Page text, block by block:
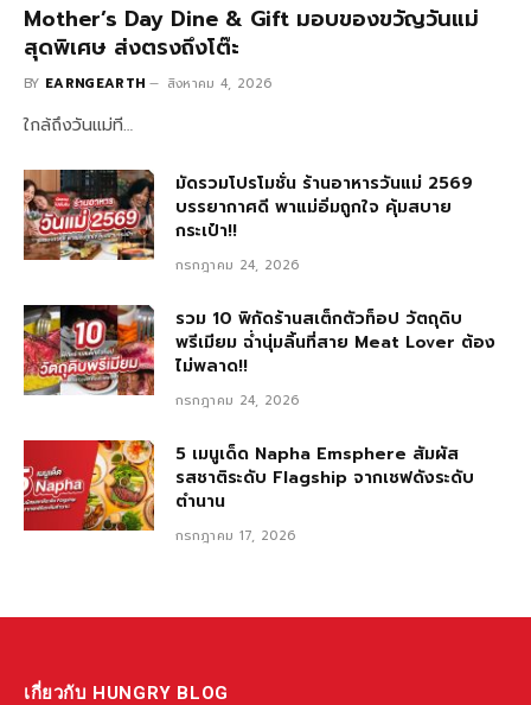
Mother’s Day Dine & Gift มอบของขวัญวันแม่
สุดพิเศษ ส่งตรงถึงโต๊ะ
BY EARNGEARTH สิงหาคม 4, 2026
ใกล้ถึงวันแม่ที…
มัดรวมโปรโมชั่น ร้านอาหารวันแม่ 2569
บรรยากาศดี พาแม่อิ่มถูกใจ คุ้มสบาย
กระเป๋า!!
กรกฎาคม 24, 2026
รวม 10 พิกัดร้านสเต็กตัวท็อป วัตถุดิบ
พรีเมียม ฉ่ำนุ่มลิ้นที่สาย Meat Lover ต้อง
ไม่พลาด!!
กรกฎาคม 24, 2026
5 เมนูเด็ด Napha Emsphere สัมผัส
รสชาติระดับ Flagship จากเชฟดังระดับ
ตำนาน
กรกฎาคม 17, 2026
เกี่ยวกับ HUNGRY BLOG